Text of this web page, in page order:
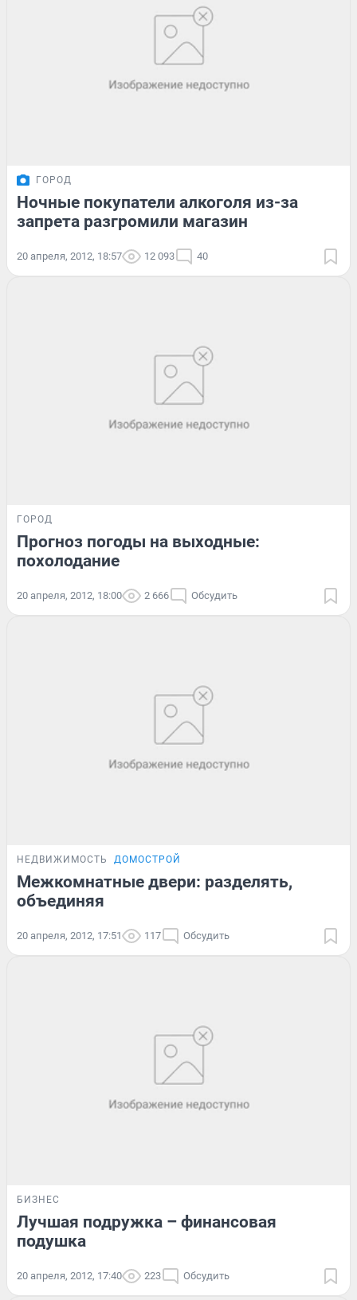
ГОРОД
Ночные покупатели алкоголя из-за
запрета разгромили магазин
20 апреля, 2012, 18:57 12 093 40
ГОРОД
Прогноз погоды на выходные:
похолодание
20 апреля, 2012, 18:00 2 666 Обсудить
НЕДВИЖИМОСТЬ ДОМОСТРОЙ
Межкомнатные двери: разделять,
объединяя
20 апреля, 2012, 17:51 117 Обсудить
БИЗНЕС
Лучшая подружка – финансовая
подушка
20 апреля, 2012, 17:40 223 Обсудить